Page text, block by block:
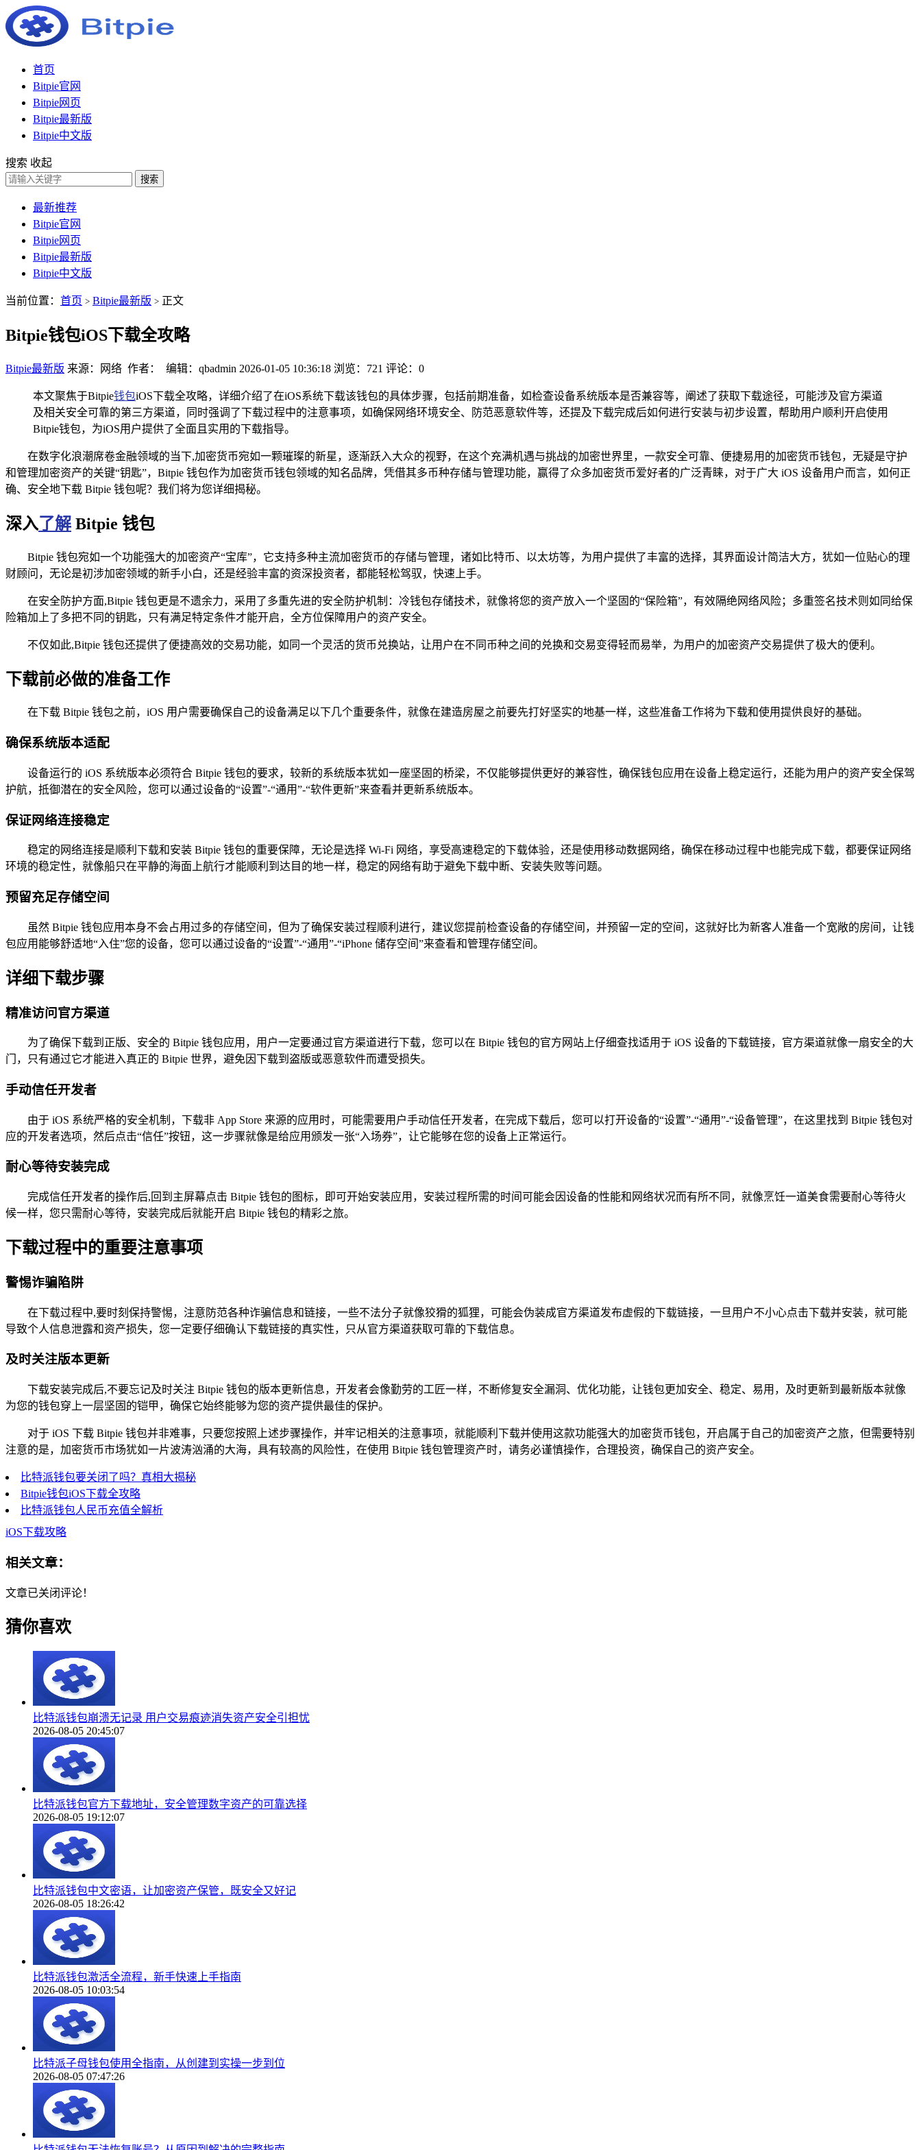
首页
Bitpie官网
Bitpie网页
Bitpie最新版
Bitpie中文版
搜索 收起
搜索
最新推荐
Bitpie官网
Bitpie网页
Bitpie最新版
Bitpie中文版
当前位置： 首页 > Bitpie最新版 > 正文
Bitpie钱包iOS下载全攻略
Bitpie最新版 来源：网络 作者： 编辑：qbadmin 2026-01-05 10:36:18 浏览：721 评论：0
本文聚焦于Bitpie钱包iOS下载全攻略，详细介绍了在iOS系统下载该钱包的具体步骤，包括前期准备，如检查设备系统版本是否兼容等，阐述了获取下载途径，可能涉及官方渠道
及相关安全可靠的第三方渠道，同时强调了下载过程中的注意事项，如确保网络环境安全、防范恶意软件等，还提及下载完成后如何进行安装与初步设置，帮助用户顺利开启使用
Bitpie钱包，为iOS用户提供了全面且实用的下载指导。
在数字化浪潮席卷金融领域的当下,加密货币宛如一颗璀璨的新星，逐渐跃入大众的视野，在这个充满机遇与挑战的加密世界里，一款安全可靠、便捷易用的加密货币钱包，无疑是守护
和管理加密资产的关键“钥匙”，Bitpie 钱包作为加密货币钱包领域的知名品牌，凭借其多币种存储与管理功能，赢得了众多加密货币爱好者的广泛青睐，对于广大 iOS 设备用户而言，如何正
确、安全地下载 Bitpie 钱包呢？我们将为您详细揭秘。
深入了解 Bitpie 钱包
Bitpie 钱包宛如一个功能强大的加密资产“宝库”，它支持多种主流加密货币的存储与管理，诸如比特币、以太坊等，为用户提供了丰富的选择，其界面设计简洁大方，犹如一位贴心的理
财顾问，无论是初涉加密领域的新手小白，还是经验丰富的资深投资者，都能轻松驾驭，快速上手。
在安全防护方面,Bitpie 钱包更是不遗余力，采用了多重先进的安全防护机制：冷钱包存储技术，就像将您的资产放入一个坚固的“保险箱”，有效隔绝网络风险；多重签名技术则如同给保
险箱加上了多把不同的钥匙，只有满足特定条件才能开启，全方位保障用户的资产安全。
不仅如此,Bitpie 钱包还提供了便捷高效的交易功能，如同一个灵活的货币兑换站，让用户在不同币种之间的兑换和交易变得轻而易举，为用户的加密资产交易提供了极大的便利。
下载前必做的准备工作
在下载 Bitpie 钱包之前，iOS 用户需要确保自己的设备满足以下几个重要条件，就像在建造房屋之前要先打好坚实的地基一样，这些准备工作将为下载和使用提供良好的基础。
确保系统版本适配
设备运行的 iOS 系统版本必须符合 Bitpie 钱包的要求，较新的系统版本犹如一座坚固的桥梁，不仅能够提供更好的兼容性，确保钱包应用在设备上稳定运行，还能为用户的资产安全保驾
护航，抵御潜在的安全风险，您可以通过设备的“设置”-“通用”-“软件更新”来查看并更新系统版本。
保证网络连接稳定
稳定的网络连接是顺利下载和安装 Bitpie 钱包的重要保障，无论是选择 Wi-Fi 网络，享受高速稳定的下载体验，还是使用移动数据网络，确保在移动过程中也能完成下载，都要保证网络
环境的稳定性，就像船只在平静的海面上航行才能顺利到达目的地一样，稳定的网络有助于避免下载中断、安装失败等问题。
预留充足存储空间
虽然 Bitpie 钱包应用本身不会占用过多的存储空间，但为了确保安装过程顺利进行，建议您提前检查设备的存储空间，并预留一定的空间，这就好比为新客人准备一个宽敞的房间，让钱
包应用能够舒适地“入住”您的设备，您可以通过设备的“设置”-“通用”-“iPhone 储存空间”来查看和管理存储空间。
详细下载步骤
精准访问官方渠道
为了确保下载到正版、安全的 Bitpie 钱包应用，用户一定要通过官方渠道进行下载，您可以在 Bitpie 钱包的官方网站上仔细查找适用于 iOS 设备的下载链接，官方渠道就像一扇安全的大
门，只有通过它才能进入真正的 Bitpie 世界，避免因下载到盗版或恶意软件而遭受损失。
手动信任开发者
由于 iOS 系统严格的安全机制，下载非 App Store 来源的应用时，可能需要用户手动信任开发者，在完成下载后，您可以打开设备的“设置”-“通用”-“设备管理”，在这里找到 Bitpie 钱包对
应的开发者选项，然后点击“信任”按钮，这一步骤就像是给应用颁发一张“入场券”，让它能够在您的设备上正常运行。
耐心等待安装完成
完成信任开发者的操作后,回到主屏幕点击 Bitpie 钱包的图标，即可开始安装应用，安装过程所需的时间可能会因设备的性能和网络状况而有所不同，就像烹饪一道美食需要耐心等待火
候一样，您只需耐心等待，安装完成后就能开启 Bitpie 钱包的精彩之旅。
下载过程中的重要注意事项
警惕诈骗陷阱
在下载过程中,要时刻保持警惕，注意防范各种诈骗信息和链接，一些不法分子就像狡猾的狐狸，可能会伪装成官方渠道发布虚假的下载链接，一旦用户不小心点击下载并安装，就可能
导致个人信息泄露和资产损失，您一定要仔细确认下载链接的真实性，只从官方渠道获取可靠的下载信息。
及时关注版本更新
下载安装完成后,不要忘记及时关注 Bitpie 钱包的版本更新信息，开发者会像勤劳的工匠一样，不断修复安全漏洞、优化功能，让钱包更加安全、稳定、易用，及时更新到最新版本就像
为您的钱包穿上一层坚固的铠甲，确保它始终能够为您的资产提供最佳的保护。
对于 iOS 下载 Bitpie 钱包并非难事，只要您按照上述步骤操作，并牢记相关的注意事项，就能顺利下载并使用这款功能强大的加密货币钱包，开启属于自己的加密资产之旅，但需要特别
注意的是，加密货币市场犹如一片波涛汹涌的大海，具有较高的风险性，在使用 Bitpie 钱包管理资产时，请务必谨慎操作，合理投资，确保自己的资产安全。
比特派钱包要关闭了吗？真相大揭秘
Bitpie钱包iOS下载全攻略
比特派钱包人民币充值全解析
iOS下载攻略
相关文章：
文章已关闭评论！
猜你喜欢
比特派钱包崩溃无记录 用户交易痕迹消失资产安全引担忧
2026-08-05 20:45:07
比特派钱包官方下载地址，安全管理数字资产的可靠选择
2026-08-05 19:12:07
比特派钱包中文密语，让加密资产保管，既安全又好记
2026-08-05 18:26:42
比特派钱包激活全流程，新手快速上手指南
2026-08-05 10:03:54
比特派子母钱包使用全指南，从创建到实操一步到位
2026-08-05 07:47:26